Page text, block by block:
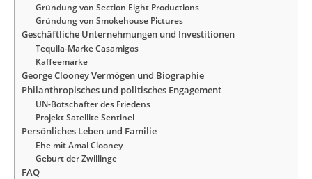
Gründung von Section Eight Productions
Gründung von Smokehouse Pictures
Geschäftliche Unternehmungen und Investitionen
Tequila-Marke Casamigos
Kaffeemarke
George Clooney Vermögen und Biographie
Philanthropisches und politisches Engagement
UN-Botschafter des Friedens
Projekt Satellite Sentinel
Persönliches Leben und Familie
Ehe mit Amal Clooney
Geburt der Zwillinge
FAQ